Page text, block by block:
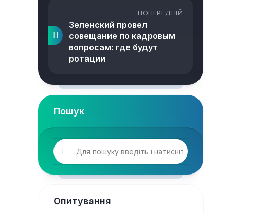
ПОПЕРЕДНІЙ
Зеленский провел
совещание по кадровым
вопросам: где будут
ротации
Пошук
Опитування